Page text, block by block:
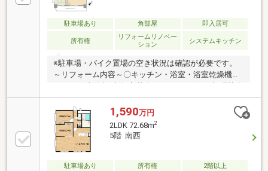
駐車場あり 角部屋 即入居可
所有権
リフォームリノベー
ション
システムキッチン
※駐車場・バイク置場の空き状況は確認が必要です。
～リフォーム内容～〇キッチン・浴室・浴室乾燥機・
クロス…一部張替〇シューズボックス…新規交換 等
■2LDK+Sですが、サービスルームも十分居室としてお
使いいただけます。■自分好みのリフォームをしたい
方にもオススメです。■オートロックマンション。■清
水フードセンター坂井店、原信五十嵐東店、ウオロク
大学前店など周辺にスーパーが点在。 お出かけのつ
いでや買いたいものに合わせて、スーパーに立ち寄れ
1,590万円
2LDK 72.68m2
5階 南西
駐車場あり 所有権
2階以上